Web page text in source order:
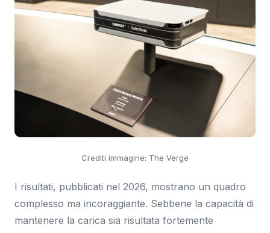
Crediti immagine: The Verge
I risultati, pubblicati nel 2026, mostrano un quadro
complesso ma incoraggiante. Sebbene la capacità di
mantenere la carica sia risultata fortemente